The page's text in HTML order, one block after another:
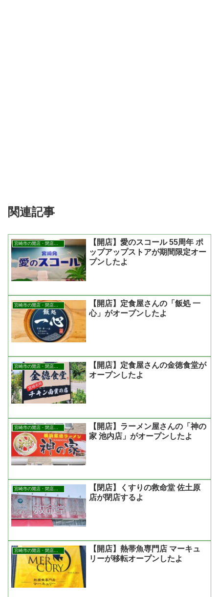
関連記事
宮崎市の開店・閉店まとめ
【開店】愛のスコール 55周年 ポ
ップアップストアが期間限定オー
プンしたよ
【開店】定食屋さんの「飯処 一
心」がオープンしたよ
【開店】定食屋さんの金徳食堂が
オープンしたよ
宮崎市の開店・閉店まとめ
【開店】ラーメン屋さんの「神の
家 池内店」がオープンしたよ
宮崎市の開店・閉店まとめ
【閉店】くすりの救命堂 佐土原
店が閉店するよ
【開店】熱帯魚専門店 マーキュ
リーが移転オープンしたよ